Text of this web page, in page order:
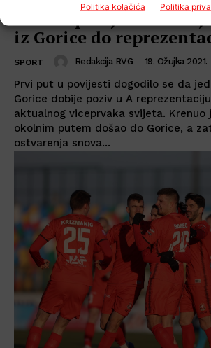
Politika kolačića Politika
Dan za povijest:
iz Gorice do
SPORT Redakcija RVG - 19. Ožujka 2021.
Prvi put u povijesti dogodilo se da
Gorice dobije poziv u A
aktualnog viceprvaka svijeta. Krenuo
okolnim putem došao do Gorice, a
ostvarenja snova...